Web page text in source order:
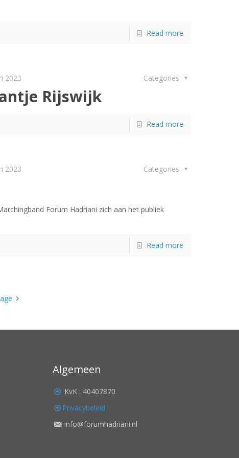
Read more
2023 Categories
Rijswijk
Read more
2023 Categories
Forum Hadriani zich aan het publiek
Read more
Algemeen
KvK : 40407870
Privacybeleid
info@forumhadriani.nl